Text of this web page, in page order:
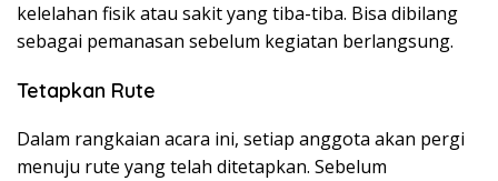
kelelahan fisik atau sakit yang tiba-tiba. Bisa dibilang
sebagai pemanasan sebelum kegiatan berlangsung.
Tetapkan Rute
Dalam rangkaian acara ini, setiap anggota akan pergi
menuju rute yang telah ditetapkan. Sebelum